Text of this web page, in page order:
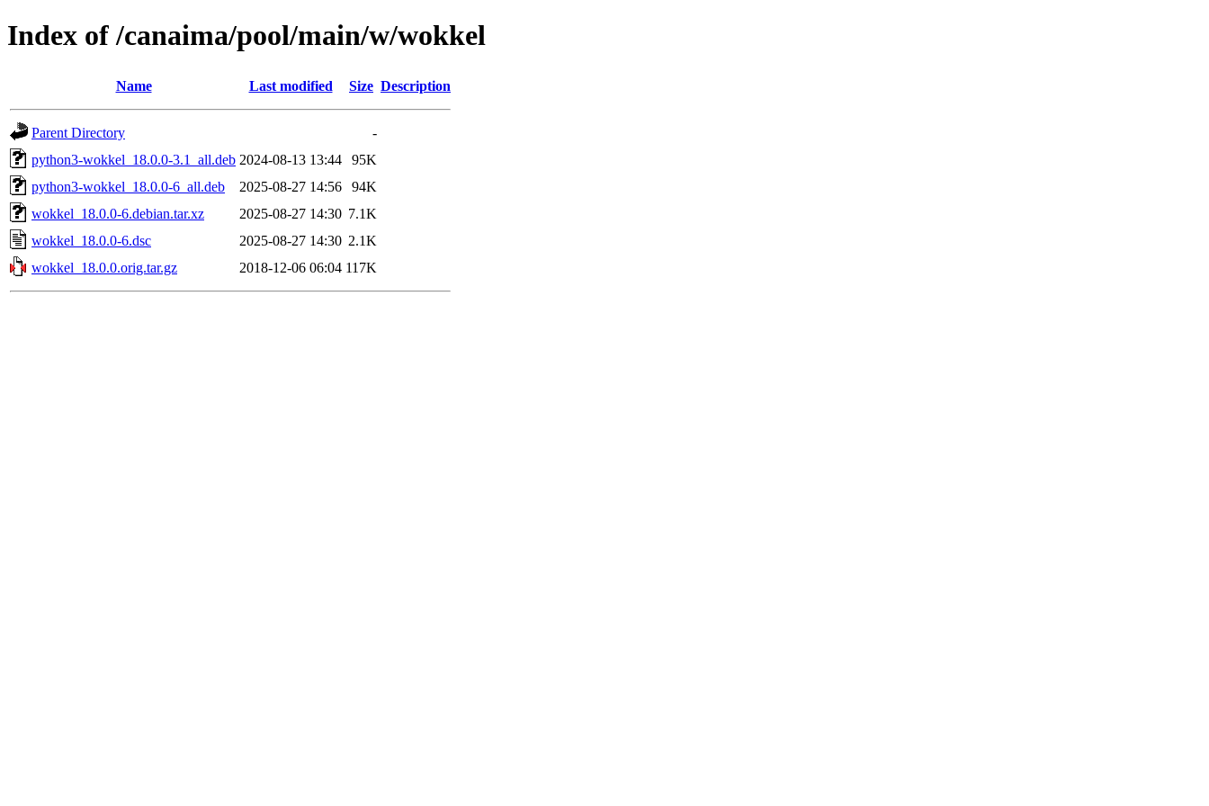
Index of /canaima/pool/main/w/wokkel
Name Last modified Size Description
Parent Directory
-
python3-wokkel_18.0.0-3.1_all.deb 2024-08-13 13:44
95K
python3-wokkel_18.0.0-6_all.deb
2025-08-27 14:56
94K
wokkel_18.0.0-6.debian.tar.xz
2025-08-27 14:30 7.1K
wokkel_18.0.0-6.dsc
2025-08-27 14:30 2.1K
wokkel_18.0.0.orig.tar.gz
2018-12-06 06:04 117K